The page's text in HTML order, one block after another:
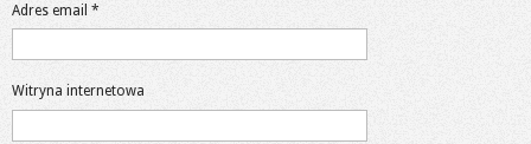
Adres email *
Witryna internetowa